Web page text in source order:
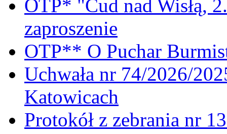
OTP* "Cud nad Wisłą,
zaproszenie
OTP** O Puchar
Uchwała nr 74/2026/
Katowicach
Protokół z zebrania nr